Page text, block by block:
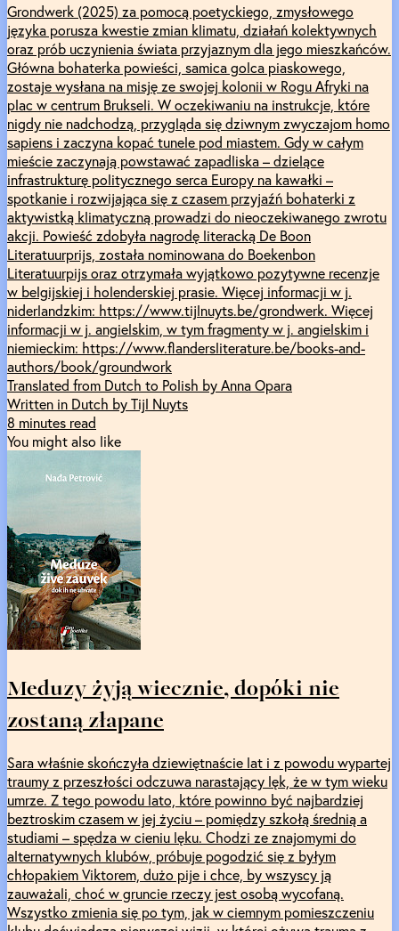
Grondwerk (2025) za pomocą poetyckiego, zmysłowego
języka porusza kwestie zmian klimatu, działań kolektywnych
oraz prób uczynienia świata przyjaznym dla jego mieszkańców.
Główna bohaterka powieści, samica golca piaskowego,
zostaje wysłana na misję ze swojej kolonii w Rogu Afryki na
plac w centrum Brukseli. W oczekiwaniu na instrukcje, które
nigdy nie nadchodzą, przygląda się dziwnym zwyczajom homo
sapiens i zaczyna kopać tunele pod miastem. Gdy w całym
mieście zaczynają powstawać zapadliska – dzielące
infrastrukturę politycznego serca Europy na kawałki –
spotkanie i rozwijająca się z czasem przyjaźń bohaterki z
aktywistką klimatyczną prowadzi do nieoczekiwanego zwrotu
akcji. Powieść zdobyła nagrodę literacką De Boon
Literatuurprijs, została nominowana do Boekenbon
Literatuurpijs oraz otrzymała wyjątkowo pozytywne recenzje
w belgijskiej i holenderskiej prasie. Więcej informacji w j.
niderlandzkim: https://www.tijlnuyts.be/grondwerk. Więcej
informacji w j. angielskim, w tym fragmenty w j. angielskim i
niemieckim: https://www.flandersliterature.be/books-and-
authors/book/groundwork
Translated from Dutch to Polish by Anna Opara
Written in Dutch by Tijl Nuyts
8 minutes read
You might also like
Meduzy żyją wiecznie, dopóki nie
zostaną złapane
Sara właśnie skończyła dziewiętnaście lat i z powodu wypartej
traumy z przeszłości odczuwa narastający lęk, że w tym wieku
umrze. Z tego powodu lato, które powinno być najbardziej
beztroskim czasem w jej życiu – pomiędzy szkołą średnią a
studiami – spędza w cieniu lęku. Chodzi ze znajomymi do
alternatywnych klubów, próbuje pogodzić się z byłym
chłopakiem Viktorem, dużo pije i chce, by wszyscy ją
zauważali, choć w gruncie rzeczy jest osobą wycofaną.
Wszystko zmienia się po tym, jak w ciemnym pomieszczeniu